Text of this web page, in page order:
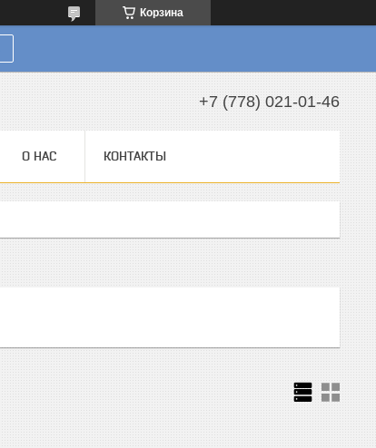
Корзина
+7 (778) 021-01-46
О НАС КОНТАКТЫ